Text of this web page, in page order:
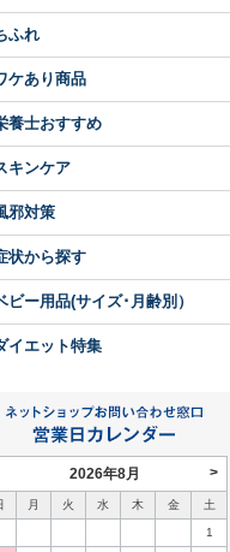
ふれ
ケあり商品
養士おすすめ
キンケア
邪対策
状から探す
ビー用品(サイズ･月齢別）
イエット特集
>
2026年8月
月 火 水 木 金 土
1